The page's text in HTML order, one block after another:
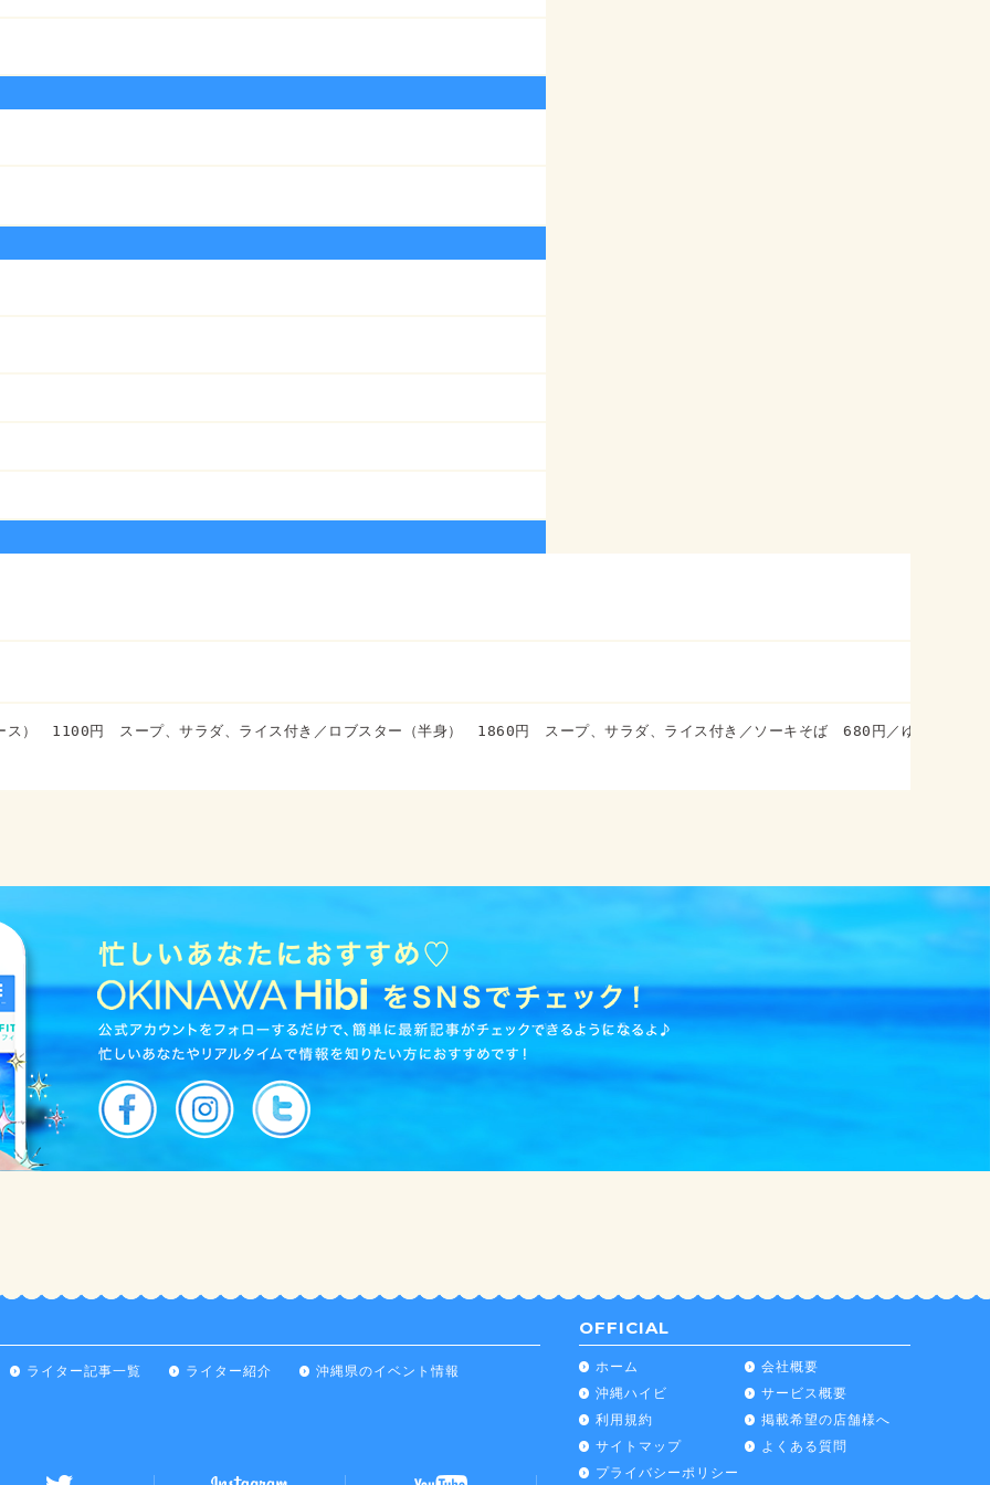
）　1100円　スープ、サラダ、ライス付き／ロブスター（半身）　1860円　スープ、サラダ、ライス付き／ソーキそば　680円／ゆし豆腐
ライター記事一覧 ライター紹介 沖縄県のイベント情報
OFFICIAL
ホーム
会社概要
沖縄ハイビ
サービス概要
利用規約
掲載希望の店舗様へ
サイトマップ
よくある質問
プライバシーポリシー